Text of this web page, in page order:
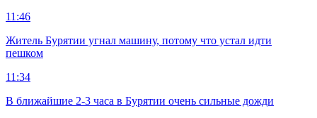
11:46
Житель Бурятии угнал машину, потому что устал идти
пешком
11:34
В ближайшие 2-3 часа в Бурятии очень сильные дожди